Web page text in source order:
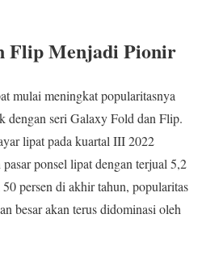
Flip Menjadi Pionir
mulai meningkat popularitasnya
dengan seri Galaxy Fold dan Flip.
lipat pada kuartal III 2022
ponsel lipat dengan terjual 5,2
persen di akhir tahun, popularitas
besar akan terus didominasi oleh